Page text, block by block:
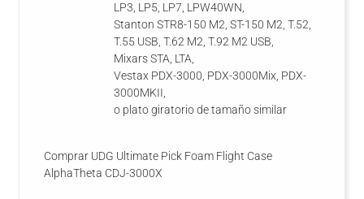
LP3, LP5, LP7, LPW40WN,
Stanton STR8-150 M2, ST-150 M2, T.52,
T.55 USB, T.62 M2, T.92 M2 USB,
Mixars STA, LTA,
Vestax PDX-3000, PDX-3000Mix, PDX-
3000MKII,
o plato giratorio de tamaño similar
Comprar UDG Ultimate Pick Foam Flight Case
AlphaTheta CDJ-3000X